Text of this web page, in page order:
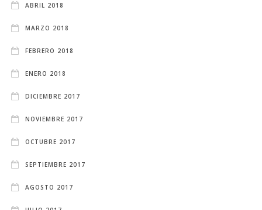
ABRIL 2018
MARZO 2018
FEBRERO 2018
ENERO 2018
DICIEMBRE 2017
NOVIEMBRE 2017
OCTUBRE 2017
SEPTIEMBRE 2017
AGOSTO 2017